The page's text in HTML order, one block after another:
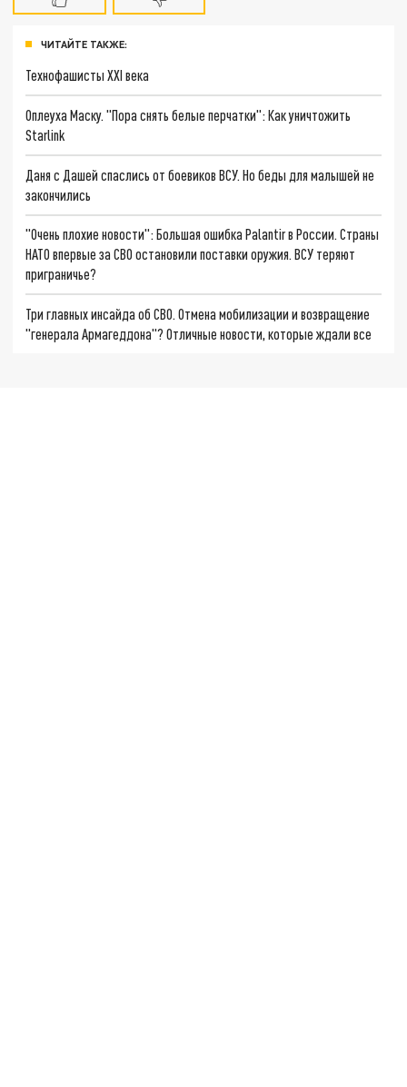
ЧИТАЙТЕ ТАКЖЕ:
Технофашисты XXI века
Оплеуха Маску. "Пора снять белые перчатки": Как уничтожить
Starlink
Даня с Дашей спаслись от боевиков ВСУ. Но беды для малышей не
закончились
"Очень плохие новости": Большая ошибка Palantir в России. Страны
НАТО впервые за СВО остановили поставки оружия. ВСУ теряют
приграничье?
Три главных инсайда об СВО. Отмена мобилизации и возвращение
"генерала Армагеддона"? Отличные новости, которые ждали все